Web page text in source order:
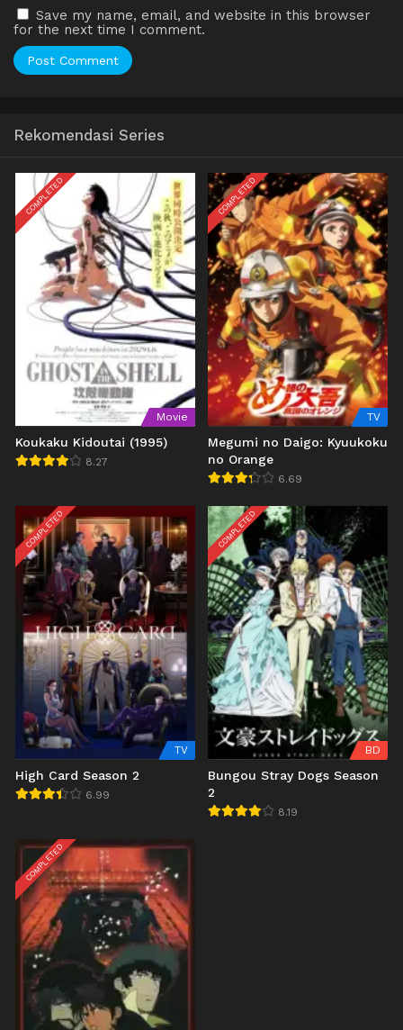
Save my name, email, and website in this browser
for the next time I comment.
Rekomendasi Series
COMPLETED
Movie
Koukaku Kidoutai (1995)
8.27
COMPLETED
TV
Megumi no Daigo: Kyuukoku
no Orange
6.69
COMPLETED
TV
High Card Season 2
6.99
COMPLETED
BD
Bungou Stray Dogs Season
2
8.19
COMPLETED